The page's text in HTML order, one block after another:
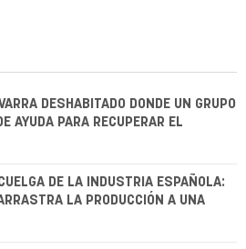
DESHABITADO DONDE UN GRUPO
AYUDA PARA RECUPERAR EL
DE LA INDUSTRIA ESPAÑOLA:
LA PRODUCCIÓN A UNA